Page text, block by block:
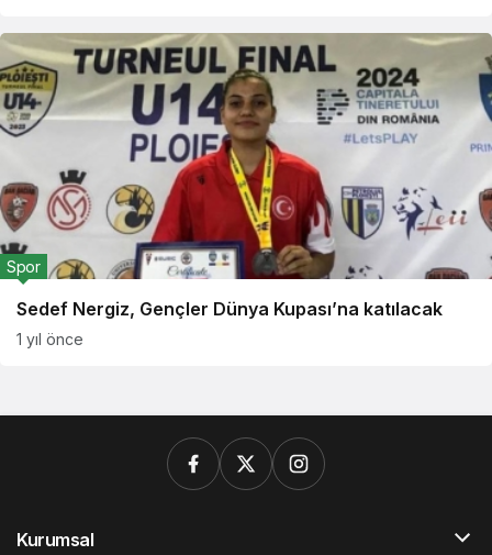
Sedef Nergiz, Gençler Dünya Kupası’na katılacak
Spor
1 yıl önce
Kurumsal